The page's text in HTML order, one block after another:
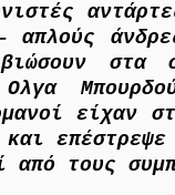
στα
Oλγα
είχαν
από τους